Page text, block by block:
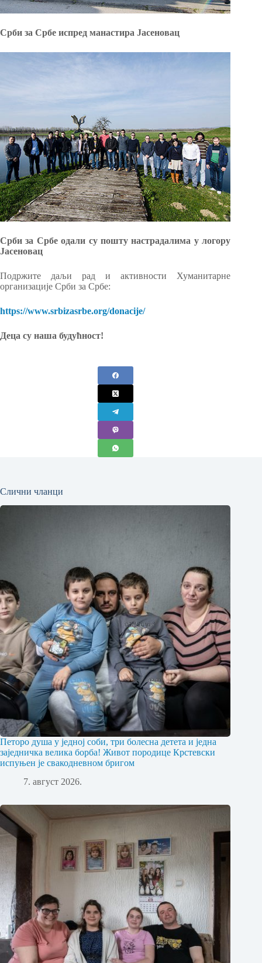
Срби за Србе испред манастира Јасеновац
Срби за Србе одали су пошту настрадалима у логору
Јасеновац
Подржите даљи рад и активности Хуманитарне
организације Срби за Србе:
https://www.srbizasrbe.org/donacije/
Деца су наша будућност!
Слични чланци
Петоро душа у једној соби, три болесна детета и једна
заједничка велика борба! Живот породице Крстевски
испуњен је свакодневном бригом
7. август 2026.